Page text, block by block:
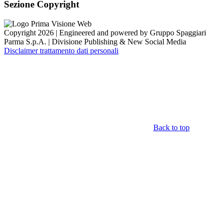
Sezione Copyright
Copyright 2026 | Engineered and powered by Gruppo Spaggiari
Parma S.p.A. | Divisione Publishing & New Social Media
Disclaimer trattamento dati personali
Back to top